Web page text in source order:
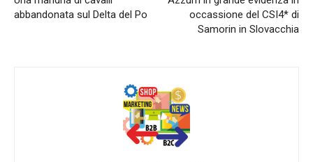
abbandonata sul Delta del Po
occassione del CSI4* di
Samorin in Slovacchia